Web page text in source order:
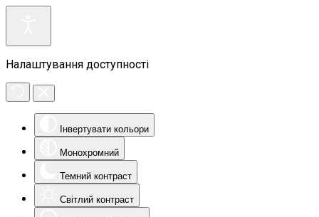
Налаштування доступності
Інвертувати кольори
Монохромний
Темний контраст
Світлий контраст